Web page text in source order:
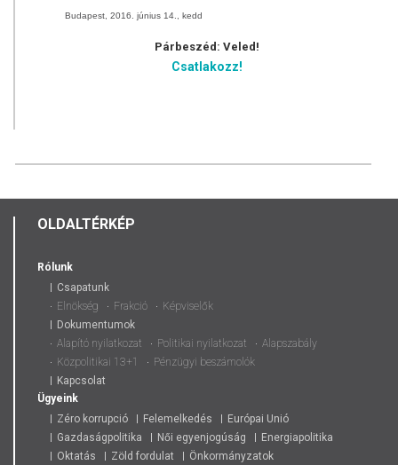
Budapest, 2016. június 14., kedd
Párbeszéd: Veled!
Csatlakozz!
OLDALTÉRKÉP
Rólunk
Csapatunk
Elnökség
Frakció
Képviselők
Dokumentumok
Alapító nyilatkozat
Politikai nyilatkozat
Alapszabály
Közpolitikai 13+1
Pénzügyi beszámolók
Kapcsolat
Ügyeink
Zéro korrupció
Felemelkedés
Európai Unió
Gazdaságpolitika
Női egyenjogúság
Energiapolitika
Oktatás
Zöld fordulat
Önkormányzatok